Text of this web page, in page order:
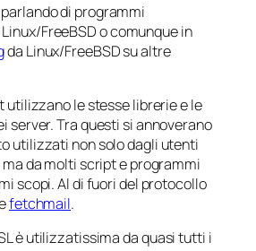
di programmi
FreeBSD o comunque in
da Linux/FreeBSD su altre
utilizzano le stesse librerie e le
server. Tra questi si annoverano
utilizzati non solo dagli utenti
da molti script e programmi
scopi. Al di fuori del protocollo
fetchmail.
è utilizzatissima da quasi tutti i